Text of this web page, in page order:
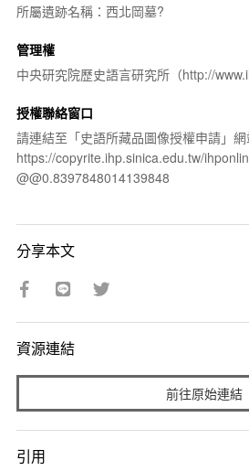
所屬遺跡名稱：西北岡墓?
管理權
中央研究院歷史語言研究所（http://
授權聯絡窗口
請連結至「史語所藏品圖像授權申請」網
https://copyrite.ihp.sinica.edu.tw/
@@0.8397848014139848
分享本文
資源連結
前往原始連結
引用